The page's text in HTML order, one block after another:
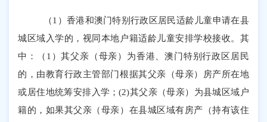
（1 ） 香港和澳门特别行政区居民适龄儿童申请在县
城区域入学的，视同本地户籍适龄儿童安排学校接收。其
中：（ 1 ）其父亲（母亲）为香港、澳门特别行政区居民
的，由教育行政主管部门根据其父亲（母亲）房产所在地
或居住地统筹安排入学；(2)其父亲（母亲）为县城区域户
籍的，如果其父亲（母亲）在县城区域有房产（持有该住